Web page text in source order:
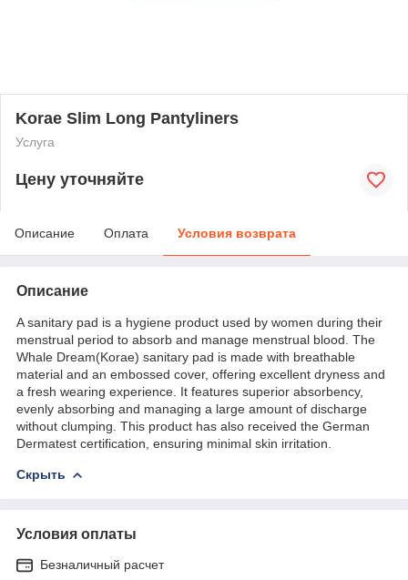
Korae Slim Long Pantyliners
Услуга
Цену уточняйте
Описание Оплата Условия возврата
Описание
A sanitary pad is a hygiene product used by women during their
menstrual period to absorb and manage menstrual blood. The
Whale Dream(Korae) sanitary pad is made with breathable
material and an embossed cover, offering excellent dryness and
a fresh wearing experience. It features superior absorbency,
evenly absorbing and managing a large amount of discharge
without clumping. This product has also received the German
Dermatest certification, ensuring minimal skin irritation.
Скрыть
Условия оплаты
Безналичный расчет